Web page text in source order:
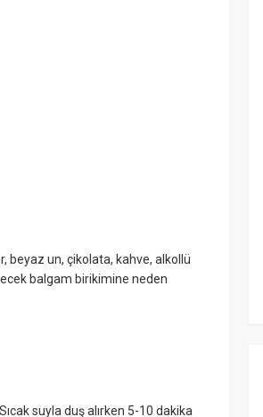
beyaz un, çikolata, kahve, alkollü
balgam birikimine neden
suyla duş alırken 5-10 dakika